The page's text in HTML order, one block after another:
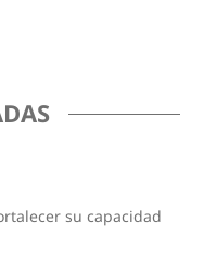
su capacidad